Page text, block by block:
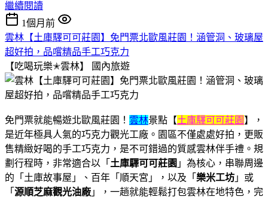
繼續閱讀
1個月前
雲林【土庫驛可可莊園】免門票北歐風莊園！涵管洞、玻璃屋
超好拍，品嚐精品手工巧克力
【吃喝玩樂✭雲林】
國內旅遊
免門票就能暢遊北歐風莊園！ 雲林景點【土庫驛可可莊園 】，
是近年極具人氣的巧克力觀光工廠。園區不僅處處好拍，更販
售精緻好喝的手工巧克力，是不可錯過的質感雲林伴手禮。規
劃行程時，非常適合以「 土庫驛可可莊園 」為核心，串聯周邊
的「土庫故事屋」、百年「順天宮」，以及「 樂米工坊 」或
「 源順芝麻觀光油廠 」，一趟就能輕鬆打包雲林在地特色，完